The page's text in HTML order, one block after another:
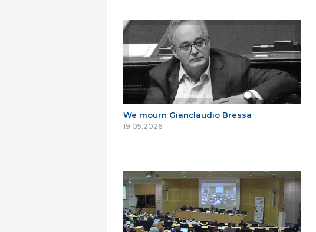
We mourn Gianclaudio Bressa
19.05.2026